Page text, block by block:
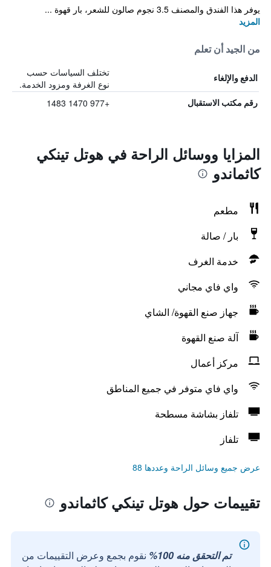
يوفر هذا الفندق والمصنف 3.5 نجوم صالون للشعر، بار قهوة ...
المزيد
من الجيد أن تعلم
الدفع والإلغاء
تختلف السياسات حسب
نوع الغرفة ومزود الخدمة.
رقم مكتب الاستقبال +977 1470 1483
المزايا ووسائل الراحة في هوتل تينكي
كاثماندو
مطعم
بار / صالة
خدمة الغرف
واي فاي مجاني
جهاز صنع القهوة/ الشاي
آلة صنع القهوة
مركز أعمال
واي فاي متوفر في جميع المناطق
تلفاز بشاشة مسطحة
تلفاز
عرض جميع وسائل الراحة وعددها 88
تقييمات حول هوتل تينكي كاثماندو
تم التحقق منه 100%
نقوم بجمع وعرض التقييمات من